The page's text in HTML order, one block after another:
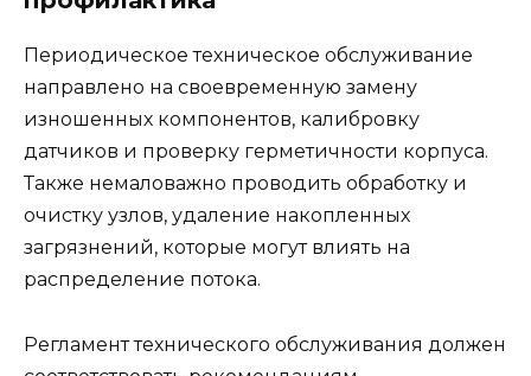
Периодическое техническое обслуживание
направлено на своевременную замену
изношенных компонентов, калибровку
датчиков и проверку герметичности корпуса.
Также немаловажно проводить обработку и
очистку узлов, удаление накопленных
загрязнений, которые могут влиять на
распределение потока.
Регламент технического обслуживания должен